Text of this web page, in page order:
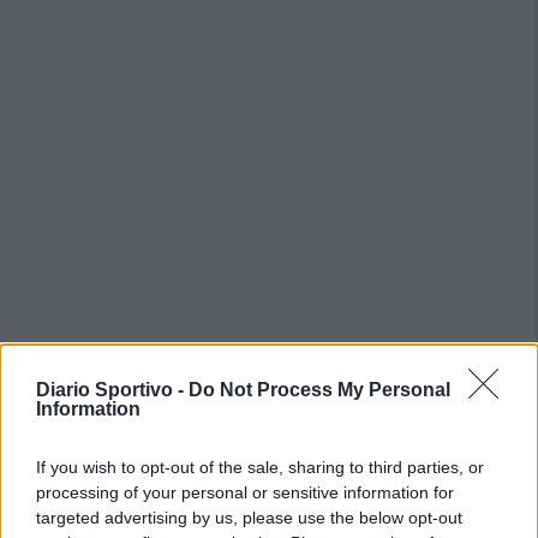
Diario Sportivo - Do Not Process My Personal
Information
If you wish to opt-out of the sale, sharing to third parties, or
processing of your personal or sensitive information for
targeted advertising by us, please use the below opt-out
PIÙ LETTI OGGI
L'Ilva si completa con Markic, Contucci,
Carlucci, Bevilacqua, Solinas, Souare e Galic
7 Ago 2026